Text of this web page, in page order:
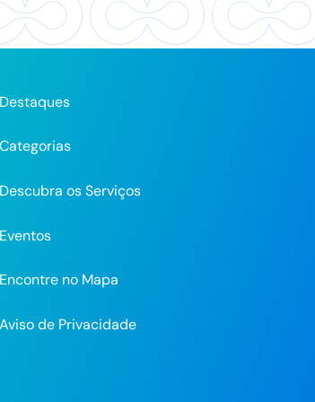
Destaques
Categorias
Descubra os Serviços
Eventos
Encontre no Mapa
Aviso de Privacidade